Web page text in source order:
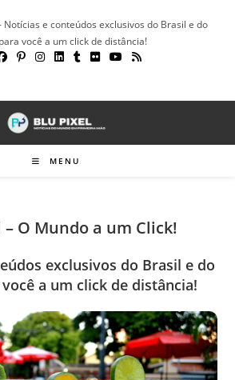
Notícias e conteúdos exclusivos do Brasil e do
você a um click de distância!
MENU
– O Mundo a um Click!
exclusivos do Brasil e do
a um click de distância!